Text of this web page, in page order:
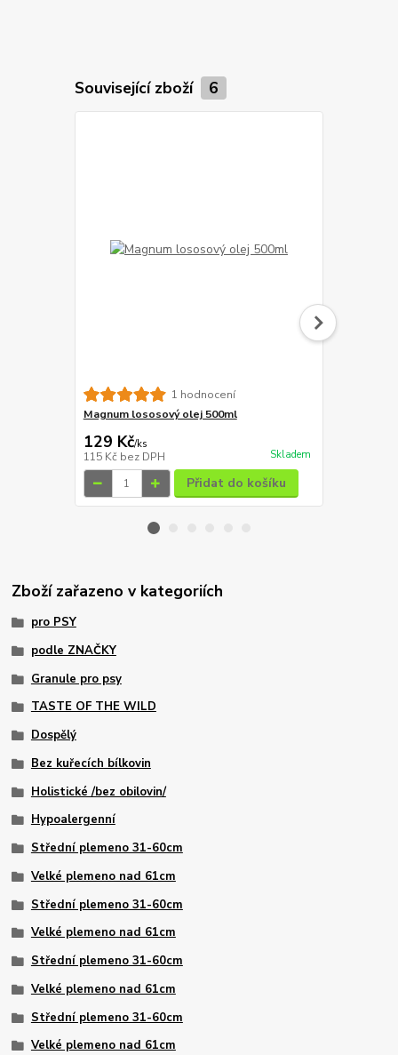
Související zboží 6
1 hodnocení
Magnum lososový olej 500ml
129 Kč/ks
115 Kč bez DPH Skladem
Přidat do košíku
Zboží zařazeno v kategoriích
pro PSY
podle ZNAČKY
Granule pro psy
TASTE OF THE WILD
Dospělý
Bez kuřecích bílkovin
Holistické /bez obilovin/
Hypoalergenní
Střední plemeno 31-60cm
Velké plemeno nad 61cm
Střední plemeno 31-60cm
Velké plemeno nad 61cm
Střední plemeno 31-60cm
Velké plemeno nad 61cm
Střední plemeno 31-60cm
Velké plemeno nad 61cm